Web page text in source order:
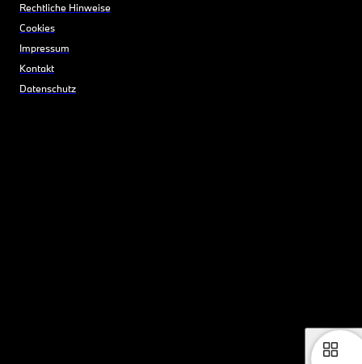
Rechtliche Hinweise
Cookies
Impressum
Kontakt
Datenschutz